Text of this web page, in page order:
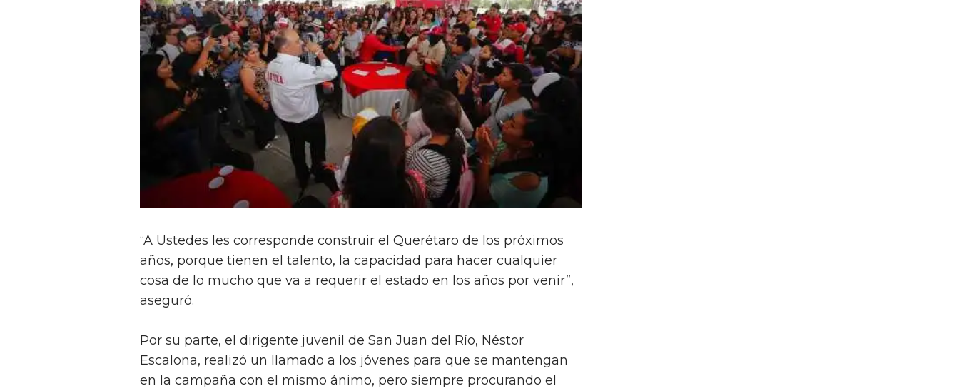
“A Ustedes les corresponde construir el Querétaro de los próximos
años, porque tienen el talento, la capacidad para hacer cualquier
cosa de lo mucho que va a requerir el estado en los años por venir”,
aseguró.
Por su parte, el dirigente juvenil de San Juan del Río, Néstor
Escalona, realizó un llamado a los jóvenes para que se mantengan
en la campaña con el mismo ánimo, pero siempre procurando el